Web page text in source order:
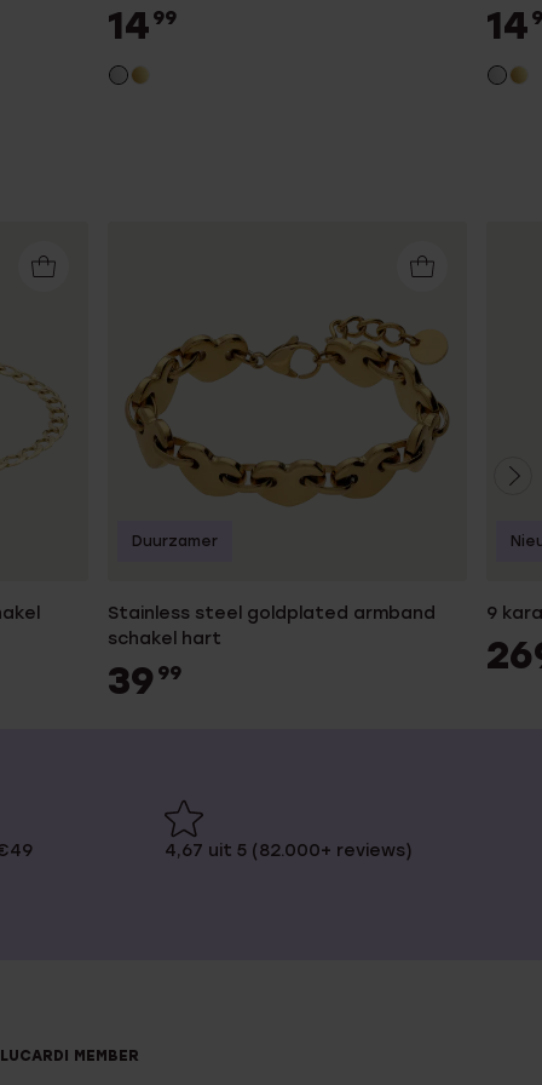
14 99 14
Stainless steel goldplated armband
schakel hart
39 99
Duurzamer
9
4,67 uit 5 (82.000+ reviews)
LUCARDI MEMBER